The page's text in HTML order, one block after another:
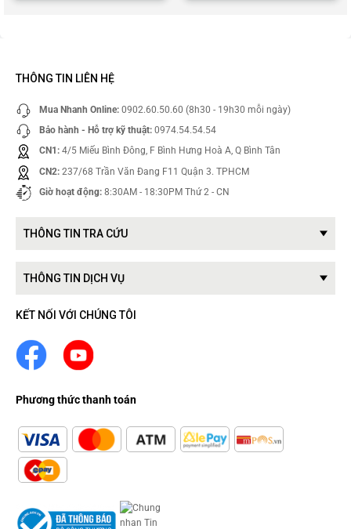
THÔNG TIN LIÊN HỆ
Mua Nhanh Online: 0902.60.50.60 (8h30 - 19h30 mỗi ngày)
Bảo hành - Hỗ trợ kỹ thuật: 0974.54.54.54
CN1: 4/5 Miếu Bình Đông, F Bình Hưng Hoà A, Q Bình Tân
CN2: 237/68 Trần Văn Đang F11 Quận 3. TPHCM
Giờ hoạt động: 8:30AM - 18:30PM Thứ 2 - CN
THÔNG TIN TRA CỨU
THÔNG TIN DỊCH VỤ
KẾT NỐI VỚI CHÚNG TÔI
Phương thức thanh toán